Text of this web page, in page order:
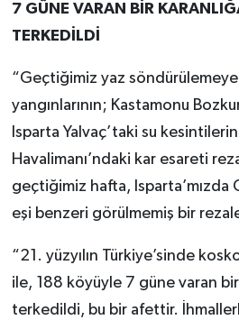
7 GÜNE VARAN BİR
TERKEDİLDİ
“Geçtiğimiz yaz
yangınlarının; Kastamonu
Isparta Yalvaç’taki su
Havalimanı’ndaki kar esareti
geçtiğimiz hafta,
eşi benzeri görülmemiş bir
“21. yüzyılın Türkiye’sinde
ile, 188 köyüyle 7 güne varan
terkedildi, bu bir afettir.